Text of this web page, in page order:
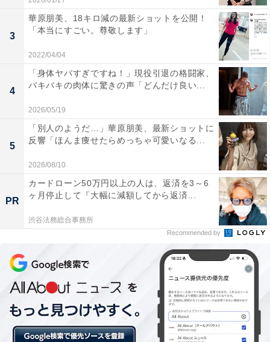
3
華原朋美、18キロ減の最新ショットを公開！
「本当にすごい。尊敬します」
2022/04/04
4
「身体ヤバすぎですね！」現役引退の格闘家、
バキバキの肉体に驚きの声「どんだけ良い...
2026/05/19
5
「別人のようだ…」華原朋美、最新ショットに
反響「ほんま痩せたらめっちゃ可愛いなる...
2026/08/10
PR
カードローン50万円以上の人は、返済を3～6
ヶ月停止して『大幅に減額してから返済...
渋谷法務総合事務所
Recommended by